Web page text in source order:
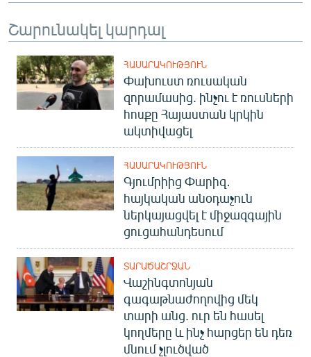
«Ազատության» բոլոր կայքերը
Շարունակել կարդալ
ՀԱՍԱՐԱԿՈՒԹՅՈՒՆ
Փախուստ ռուսական
զորամասից. ինչու է ռուսների
հոսքը Հայաստան կրկին
ակտիվացել
ՀԱՍԱՐԱԿՈՒԹՅՈՒՆ
Գյումրիից Փարիզ․
հայկական անօդաչուն
ներկայացվել է միջազգային
ցուցահանդեսում
ՏԱՐԱԾԱՇՐՋԱՆ
Վաշինգտոնյան
գագաթնաժողովից մեկ
տարի անց. ուր են հասել
կողմերը և ինչ հարցեր են դեռ
մնում չլուծված